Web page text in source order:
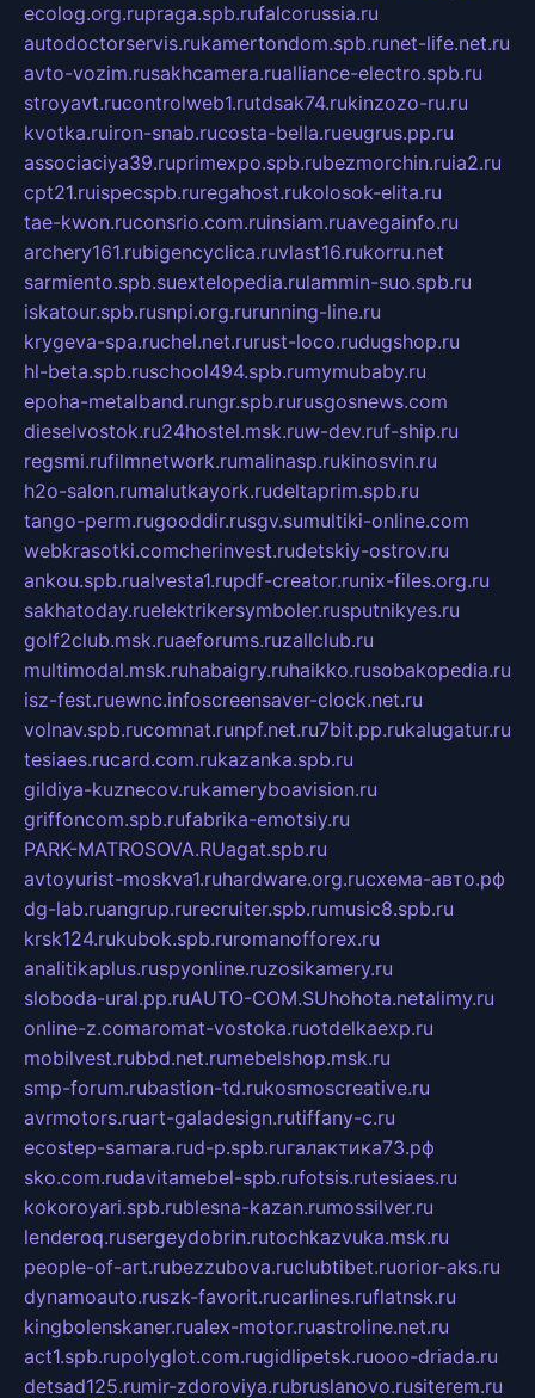
ecolog.org.rupraga.spb.rufalcorussia.ru
autodoctorservis.rukamertondom.spb.runet-life.net.ru
avto-vozim.rusakhcamera.rualliance-electro.spb.ru
stroyavt.rucontrolweb1.rutdsak74.rukinzozo-ru.ru
kvotka.ruiron-snab.rucosta-bella.rueugrus.pp.ru
associaciya39.ruprimexpo.spb.rubezmorchin.ruia2.ru
cpt21.ruispecspb.ruregahost.rukolosok-elita.ru
tae-kwon.ruconsrio.com.ruinsiam.ruavegainfo.ru
archery161.rubigencyclica.ruvlast16.rukorru.net
sarmiento.spb.suextelopedia.rulammin-suo.spb.ru
iskatour.spb.rusnpi.org.rurunning-line.ru
krygeva-spa.ruchel.net.rurust-loco.rudugshop.ru
hl-beta.spb.ruschool494.spb.rumymubaby.ru
epoha-metalband.rungr.spb.rurusgosnews.com
dieselvostok.ru24hostel.msk.ruw-dev.ruf-ship.ru
regsmi.rufilmnetwork.rumalinasp.rukinosvin.ru
h2o-salon.rumalutkayork.rudeltaprim.spb.ru
tango-perm.rugooddir.rusgv.sumultiki-online.com
webkrasotki.comcherinvest.rudetskiy-ostrov.ru
ankou.spb.rualvesta1.rupdf-creator.runix-files.org.ru
sakhatoday.ruelektrikersymboler.rusputnikyes.ru
golf2club.msk.ruaeforums.ruzallclub.ru
multimodal.msk.ruhabaigry.ruhaikko.rusobakopedia.ru
isz-fest.ruewnc.infoscreensaver-clock.net.ru
volnav.spb.rucomnat.runpf.net.ru7bit.pp.rukalugatur.ru
tesiaes.rucard.com.rukazanka.spb.ru
gildiya-kuznecov.rukameryboavision.ru
griffoncom.spb.rufabrika-emotsiy.ru
PARK-MATROSOVA.RUagat.spb.ru
avtoyurist-moskva1.ruhardware.org.ruсхема-авто.рф
dg-lab.ruangrup.rurecruiter.spb.rumusic8.spb.ru
krsk124.rukubok.spb.ruromanofforex.ru
analitikaplus.ruspyonline.ruzosikamery.ru
sloboda-ural.pp.ruAUTO-COM.SUhohota.netalimy.ru
online-z.comaromat-vostoka.ruotdelkaexp.ru
mobilvest.rubbd.net.rumebelshop.msk.ru
smp-forum.rubastion-td.rukosmoscreative.ru
avrmotors.ruart-galadesign.rutiffany-c.ru
ecostep-samara.rud-p.spb.ruгалактика73.рф
sko.com.rudavitamebel-spb.rufotsis.rutesiaes.ru
kokoroyari.spb.rublesna-kazan.rumossilver.ru
lenderoq.rusergeydobrin.rutochkazvuka.msk.ru
people-of-art.rubezzubova.ruclubtibet.ruorior-aks.ru
dynamoauto.ruszk-favorit.rucarlines.ruflatnsk.ru
kingbolenskaner.rualex-motor.ruastroline.net.ru
act1.spb.rupolyglot.com.rugidlipetsk.ruooo-driada.ru
detsad125.rumir-zdoroviya.rubruslanovo.rusiterem.ru